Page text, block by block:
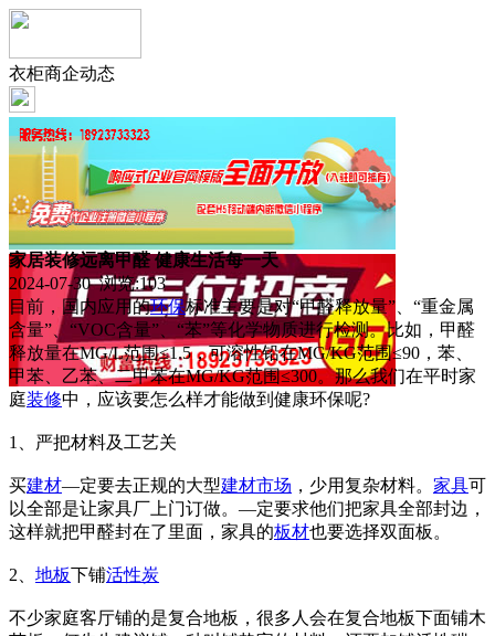
衣柜商企动态
家居装修远离甲醛 健康生活每一天
2024-07-30 浏览:103
目前，国内应用的环保标准主要是对“甲醛释放量”、“重金属
含量”、“VOC含量”、“苯”等化学物质进行检测。比如，甲醛
释放量在MG/L范围≤1.5，可溶性铅在MG/KG范围≤90，苯、
甲苯、乙苯、二甲苯在MG/KG范围≤300。那么我们在平时家
庭装修中，应该要怎么样才能做到健康环保呢?
1、严把材料及工艺关
买建材—定要去正规的大型建材市场 ，少用复杂材料。 家具可
以全部是让家具厂上门订做。—定要求他们把家具全部封边，
这样就把甲醛封在了里面，家具的板材也要选择双面板。
2、 地板下铺活性炭
不少家庭客厅铺的是复合地板，很多人会在复合地板下面铺木